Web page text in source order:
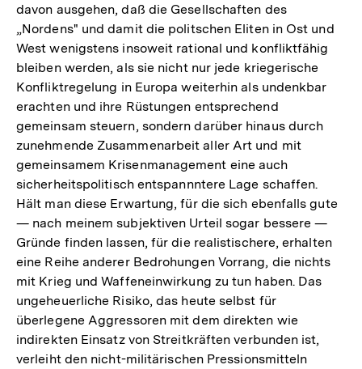
davon ausgehen, daß die Gesellschaften des
„Nordens" und damit die politschen Eliten in Ost und
West wenigstens insoweit rational und konfliktfähig
bleiben werden, als sie nicht nur jede kriegerische
Konfliktregelung in Europa weiterhin als undenkbar
erachten und ihre Rüstungen entsprechend
gemeinsam steuern, sondern darüber hinaus durch
zunehmende Zusammenarbeit aller Art und mit
gemeinsamem Krisenmanagement eine auch
sicherheitspolitisch entspannntere Lage schaffen.
Hält man diese Erwartung, für die sich ebenfalls gute
— nach meinem subjektiven Urteil sogar bessere —
Gründe finden lassen, für die realistischere, erhalten
eine Reihe anderer Bedrohungen Vorrang, die nichts
mit Krieg und Waffeneinwirkung zu tun haben. Das
ungeheuerliche Risiko, das heute selbst für
überlegene Aggressoren mit dem direkten wie
indirekten Einsatz von Streitkräften verbunden ist,
verleiht den nicht-militärischen Pressionsmitteln